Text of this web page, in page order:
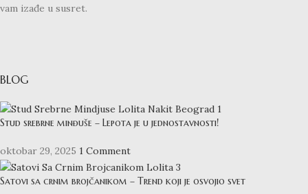
vam izađe u susret.
BLOG
Stud srebrne minđuše – Lepota je u jednostavnosti!
oktobar 29, 2025 1 Comment
Satovi sa crnim brojčanikom – Trend koji je osvojio svet